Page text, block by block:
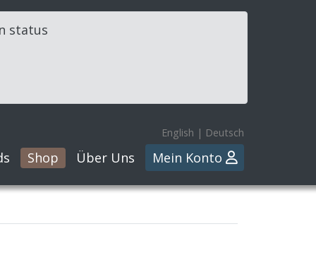
status
English | Deutsch
Shop Über Uns Mein Konto